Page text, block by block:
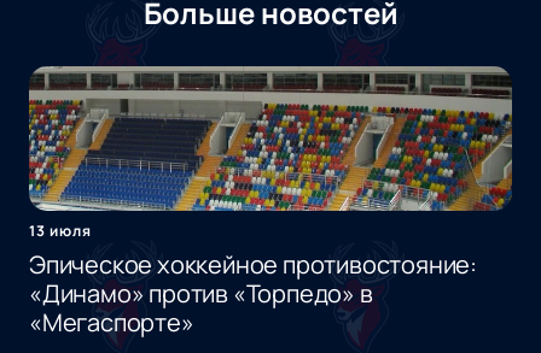
Больше новостей
13 июля
Эпическое хоккейное противостояние:
«Динамо» против «Торпедо» в
«Мегаспорте»